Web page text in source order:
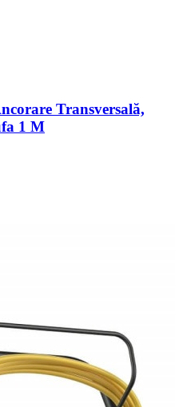
Transversală,
1 M